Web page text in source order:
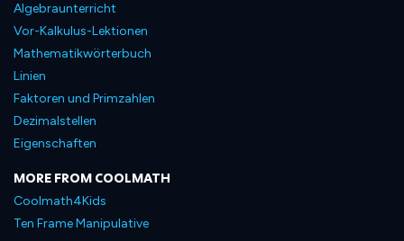
Algebraunterricht
Vor-Kalkulus-Lektionen
Mathematikwörterbuch
Linien
Faktoren und Primzahlen
Dezimalstellen
Eigenschaften
MORE FROM COOLMATH
Coolmath4Kids
Ten Frame Manipulative